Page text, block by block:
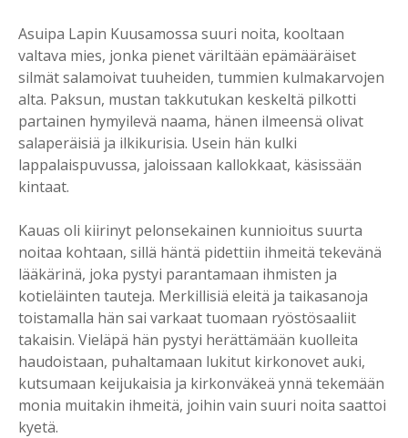
Asuipa Lapin Kuusamossa suuri noita, kooltaan
valtava mies, jonka pienet väriltään epämääräiset
silmät salamoivat tuuheiden, tummien kulmakarvojen
alta. Paksun, mustan takkutukan keskeltä pilkotti
partainen hymyilevä naama, hänen ilmeensä olivat
salaperäisiä ja ilkikurisia. Usein hän kulki
lappalaispuvussa, jaloissaan kallokkaat, käsissään
kintaat.
Kauas oli kiirinyt pelonsekainen kunnioitus suurta
noitaa kohtaan, sillä häntä pidettiin ihmeitä tekevänä
lääkärinä, joka pystyi parantamaan ihmisten ja
kotieläinten tauteja. Merkillisiä eleitä ja taikasanoja
toistamalla hän sai varkaat tuomaan ryöstösaaliit
takaisin. Vieläpä hän pystyi herättämään kuolleita
haudoistaan, puhaltamaan lukitut kirkonovet auki,
kutsumaan keijukaisia ja kirkonväkeä ynnä tekemään
monia muitakin ihmeitä, joihin vain suuri noita saattoi
kyetä.